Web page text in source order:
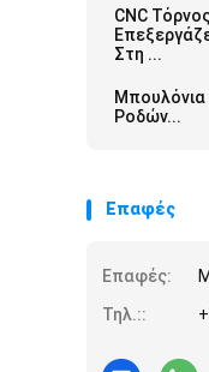
CNC
Στη ...
Ροδών...
Επαφές
Επαφές:
Τηλ.::